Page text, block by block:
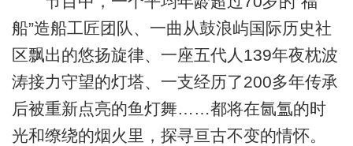
船”造船工匠团队、一曲从鼓浪屿国际历史社
区飘出的悠扬旋律、一座五代人139年夜枕波
涛接力守望的灯塔、一支经历了200多年传承
后被重新点亮的鱼灯舞……都将在氤氲的时
光和缭绕的烟火里，探寻亘古不变的情怀。